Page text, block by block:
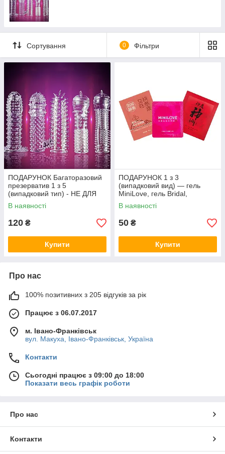
Сортування 0 Фільтри
ПОДАРУНОК Багаторазовий
презерватив 1 з 5
(випадковий тип) - НЕ ДЛЯ
ПРОДАЖУ
В наявності
120 ₴
Купити
ПОДАРУНОК 1 з 3
(випадковий вид) — гель
MiniLove, гель Bridal,
серветки Indian Wipes - НЕ
ДЛЯ ПРОДАЖУ
В наявності
50 ₴
Купити
Про нас
100% позитивних з 205 відгуків за рік
Працює з 06.07.2017
м. Івано-Франківськ
вул. Макуха, Івано-Франківськ, Україна
Контакти
Сьогодні працює з 09:00 до 18:00
Показати весь графік роботи
Про нас
Контакти